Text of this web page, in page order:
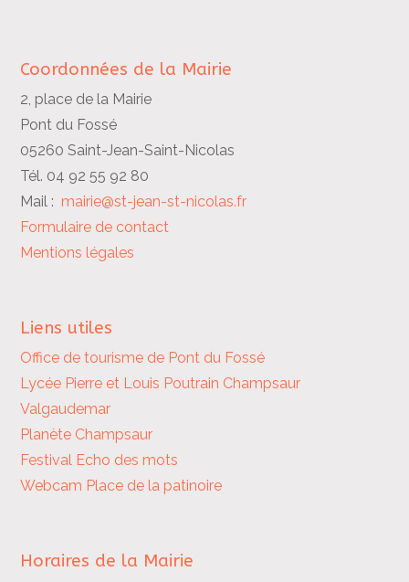
Coordonnées de la Mairie
2, place de la Mairie
Pont du Fossé
05260 Saint-Jean-Saint-Nicolas
Tél. 04 92 55 92 80
Mail :mairie@st-jean-st-nicolas.fr
Formulaire de contact
Mentions légales
Liens utiles
Office de tourisme de Pont du Fossé
Lycée Pierre et Louis Poutrain Champsaur
Valgaudemar
Planète Champsaur
Festival Echo des mots
Webcam Place de la patinoire
Horaires de la Mairie